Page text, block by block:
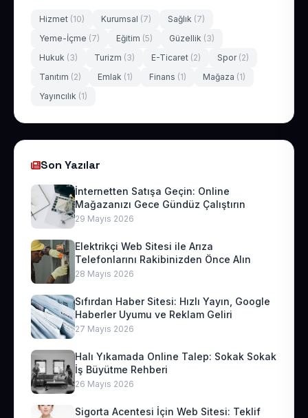
Hizmet (10) Kurumsal (7) Sağlık (7)
Yeme-İçme (7) Eğitim (5) Güzellik (3)
Hukuk (3) Turizm (3) E-Ticaret (2) Spor (2)
Tanıtım (2) Emlak (1) Finans (1) Mağaza (1)
Yayıncılık (1)
Son Yazılar
İnternetten Satışa Geçin: Online
Mağazanızı Gece Gündüz Çalıştırın
29 Mayıs 2026
Elektrikçi Web Sitesi ile Arıza
Telefonlarını Rakibinizden Önce Alın
28 Mayıs 2026
Sıfırdan Haber Sitesi: Hızlı Yayın, Google
Haberler Uyumu ve Reklam Geliri
27 Mayıs 2026
Halı Yıkamada Online Talep: Sokak Sokak
İş Büyütme Rehberi
26 Mayıs 2026
Sigorta Acentesi İçin Web Sitesi: Teklif